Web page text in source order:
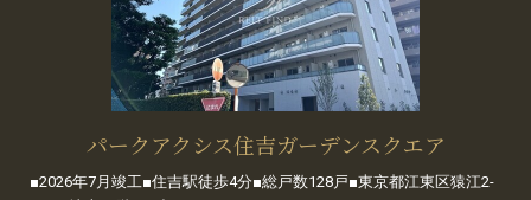
パークアクシス住吉ガーデンスクエア
■2026年7月竣工■住吉駅徒歩4分■総戸数128戸■東京都江東区猿江2-